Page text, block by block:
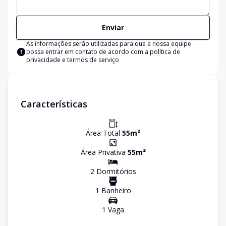
Enviar
As informações serão utilizadas para que a nossa equipe
possa entrar em contato de acordo com a política de
privacidade e termos de serviço
Características
Área Total 55m²
Área Privativa 55m²
2Dormitórios
1 Banheiro
1 Vaga